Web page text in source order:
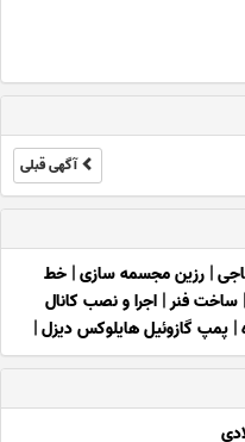
آگهی قبلی
| رزین مجسمه سازی| خط
| ساخت فنر| اجرا و نصب کانال
| پمپ گازوئیل هایلوکس دیزل|